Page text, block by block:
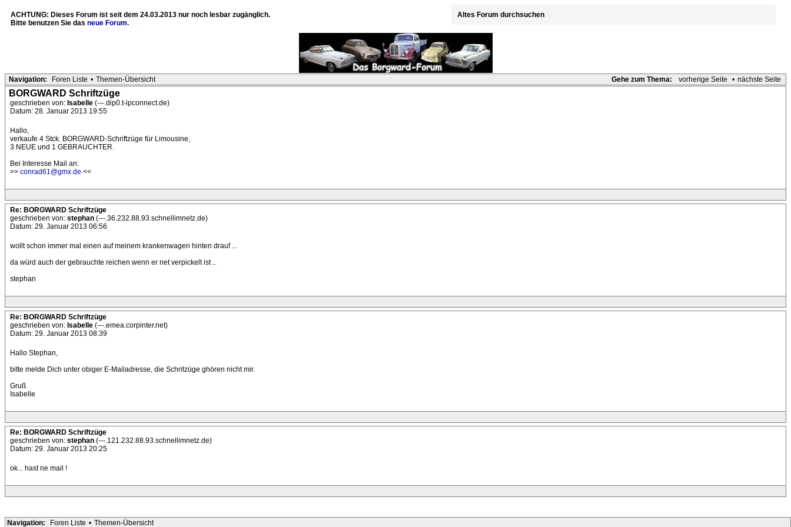
ACHTUNG: Dieses Forum ist seit dem 24.03.2013 nur noch lesbar zugänglich.
Bitte benutzen Sie das neue Forum.
Altes Forum durchsuchen
Gehe zum Thema: vorherige Seite • nächste Seite
Navigation: Foren Liste • Themen-Übersicht
BORGWARD Schriftzüge
geschrieben von: Isabelle (---.dip0.t-ipconnect.de)
Datum: 28. Januar 2013 19:55
Hallo,
verkaufe 4 Stck. BORGWARD-Schriftzüge für Limousine,
3 NEUE und 1 GEBRAUCHTER.
Bei Interesse Mail an:
>> conrad61@gmx.de <<
Re: BORGWARD Schriftzüge
geschrieben von: stephan (---.36.232.88.93.schnellimnetz.de)
Datum: 29. Januar 2013 06:56
wollt schon immer mal einen auf meinem krankenwagen hinten drauf ...
da würd auch der gebrauchte reichen wenn er net verpickelt ist ..
stephan
Re: BORGWARD Schriftzüge
geschrieben von: Isabelle (---.emea.corpinter.net)
Datum: 29. Januar 2013 08:39
Hallo Stephan,
bitte melde Dich unter obiger E-Mailadresse, die Schritzüge ghören nicht mir.
Gruß
Isabelle
Re: BORGWARD Schriftzüge
geschrieben von: stephan (---.121.232.88.93.schnellimnetz.de)
Datum: 29. Januar 2013 20:25
ok... hast ne mail !
Navigation: Foren Liste • Themen-Übersicht